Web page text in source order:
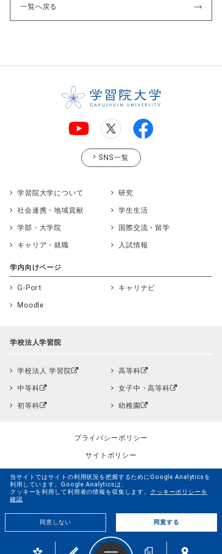
一覧へ戻る
当サイトではサイトの利用状況を把握するためにGoogle Analyticsを
利用しています。Google Analyticsは、
クッキーを利用して利用者の情報を収集します。 クッキーポリシーを
確認
同意しない 同意する
SNS一覧
学習院大学について 研究
社会連携・地域貢献 学生生活
学部・大学院 国際交流・留学
キャリア・就職 入試情報
学内向けページ
G-Port キャリナビ
Moodle
学校法人学習院
学校法人 学習院 高等科
中等科 女子中・高等科
初等科 幼稚園
プライバシーポリシー
サイトポリシー
クッキーポリシー
サイトマップ